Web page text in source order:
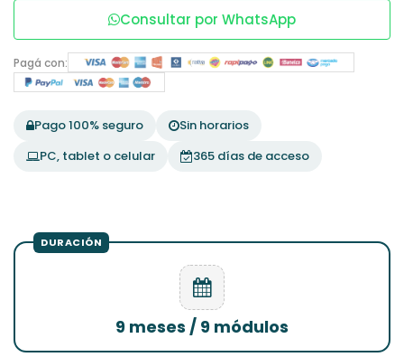
Consultar por WhatsApp
Pagá con:
Pago 100% seguro
Sin horarios
PC, tablet o celular
365 días de acceso
9 meses / 9 módulos